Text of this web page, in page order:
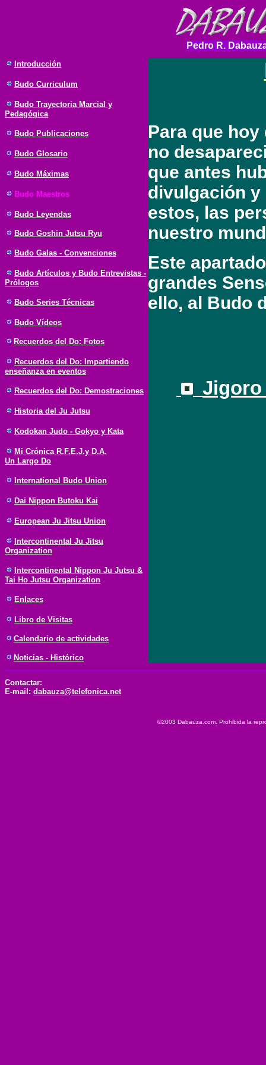
Pedro R.
Introducción
Budo Curriculum
Budo Trayectoria Marcial y
Pedagógica
Budo Publicaciones
Budo Glosario
Budo Máximas
Budo Maestros
Budo Leyendas
Budo Goshin Jutsu Ryu
Budo Galas - Convenciones
Budo Artículos y Budo Entrevistas -
Prólogos
Budo Series Técnicas
Budo Vídeos
Recuerdos del Do: Fotos
Recuerdos del Do: Impartiendo
enseñanza en eventos
Recuerdos del Do: Demostraciones
Historia del Ju Jutsu
Kodokan Judo - Gokyo y Kata
Mi Crónica R.F.E.J.y D.A.
Un Largo Do
International Budo Union
Dai Nippon Butoku Kai
European Ju Jitsu Union
Intercontinental Ju Jitsu
Organization
Intercontinental Nippon Ju Jutsu &
Tai Ho Jutsu Organization
Enlaces
Libro de Visitas
Calendario de actividades
Noticias - Histórico
Para que
no
que antes
divulgación
estos, las
nuestro
Este
grandes
ello, al Budo
Jigoro
Contactar:
E-mail: dabauza@telefonica.net
©2003 Dabauza.com. Prohibida la